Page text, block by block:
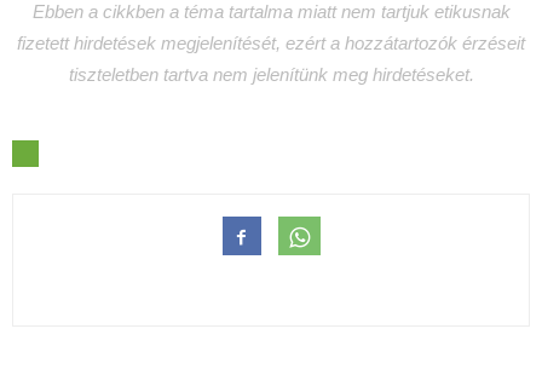
Ebben a cikkben a téma tartalma miatt nem tartjuk etikusnak
fizetett hirdetések megjelenítését, ezért a hozzátartozók érzéseit
tiszteletben tartva nem jelenítünk meg hirdetéseket.